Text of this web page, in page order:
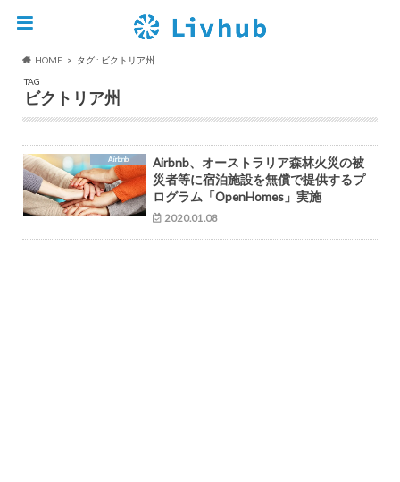
HOME
タグ : ビクトリア州
TAG
ビクトリア州
Airbnb
Airbnb、オーストラリア森林火災の被
災者等に宿泊施設を無償で提供するプ
ログラム「OpenHomes」実施
2020.01.08